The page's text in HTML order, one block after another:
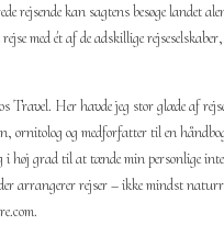
rejsende kan sagtens besøge landet
rejse med ét af de adskillige
Travel. Her havde jeg stor glæde af
ornitolog og medforfatter til en
i høj grad til at tænde min personlige
arrangerer rejser – ikke mindst